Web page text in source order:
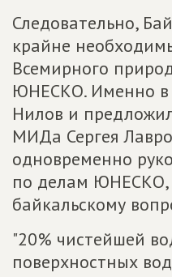
Следовательно,
крайне
Всемирного
ЮНЕСКО. Именно в
Нилов и
МИДа Сергея
одновременно
по делам ЮНЕСКО,
байкальскому
"20% чистейшей
поверхностных